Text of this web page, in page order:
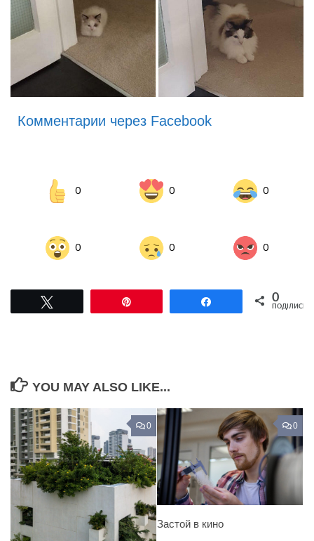
Комментарии через Facebook
0 0 0
0 0 0
Поділитися0
ПОДІЛИСЬ
YOU MAY ALSO LIKE...
0 0
Застой в кино